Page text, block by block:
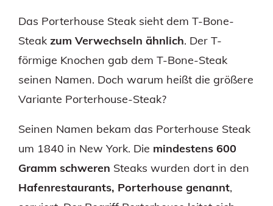
Das Porterhouse Steak sieht dem T-Bone-
Steak zum Verwechseln ähnlich. Der T-
förmige Knochen gab dem T-Bone-Steak
seinen Namen. Doch warum heißt die größere
Variante Porterhouse-Steak?
Seinen Namen bekam das Porterhouse Steak
um 1840 in New York. Die mindestens 600
Gramm schweren Steaks wurden dort in den
Hafenrestaurants, Porterhouse genannt,